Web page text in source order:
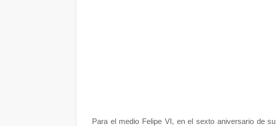
Para el medio Felipe VI, en el sexto aniversario de